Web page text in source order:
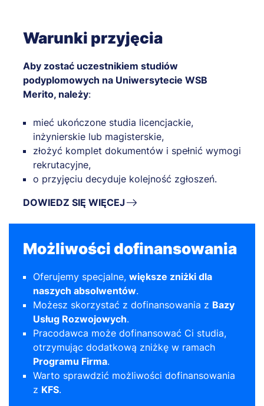
Warunki przyjęcia
Aby zostać uczestnikiem studiów
podyplomowych na Uniwersytecie WSB
Merito, należy:
mieć ukończone studia licencjackie,
inżynierskie lub magisterskie,
złożyć komplet dokumentów i spełnić wymogi
rekrutacyjne,
o przyjęciu decyduje kolejność zgłoszeń.
DOWIEDZ SIĘ WIĘCEJ
Możliwości dofinansowania
Oferujemy specjalne, większe zniżki dla
naszych absolwentów.
Możesz skorzystać z dofinansowania z Bazy
Usług Rozwojowych.
Pracodawca może dofinansować Ci studia,
otrzymując dodatkową zniżkę w ramach
Programu Firma.
Warto sprawdzić możliwości dofinansowania
z KFS.